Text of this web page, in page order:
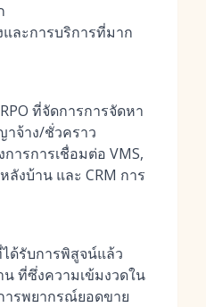
ละการบริการที่มาก
ที่จัดการการจัดหา
จ้าง/ชั่วคราว
ารการเชื่อมต่อ VMS,
ลังบ้าน และ CRM การ
ด้รับการพิสูจน์แล้ว
ที่ซึ่งความเข้มงวดใน
รพยากรณ์ยอดขาย